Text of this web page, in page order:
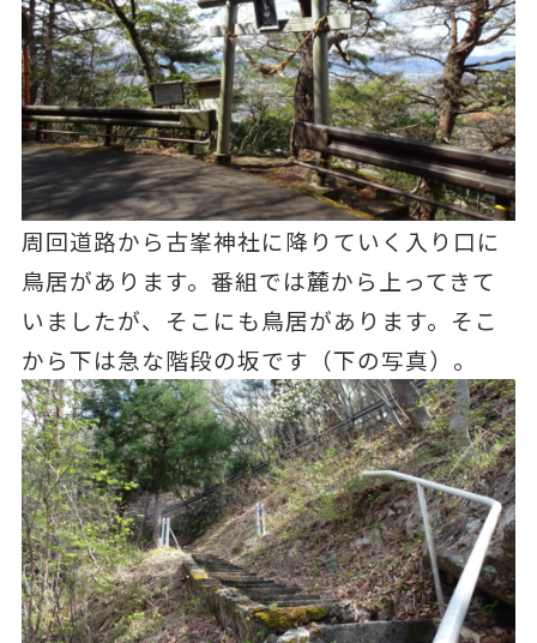
周回道路から古峯神社に降りていく入り口に
鳥居があります。番組では麓から上ってきて
いましたが、そこにも鳥居があります。そこ
から下は急な階段の坂です（下の写真）。